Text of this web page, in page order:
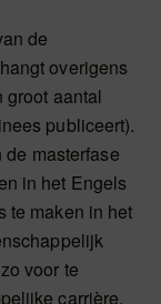
de
overigens
groot aantal
publiceert).
de masterfase
in het Engels
te maken in het
voor te
carrière.